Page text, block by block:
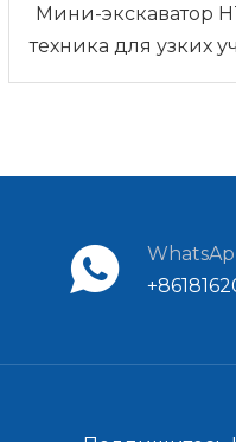
Мини-экскаватор
техника для узких
Россию